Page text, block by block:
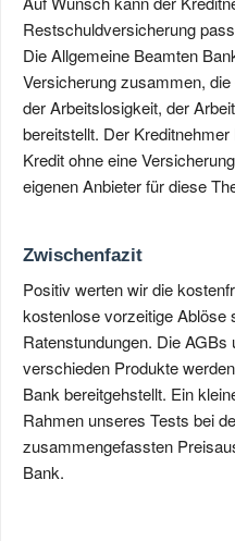
Restschuldversicherung
Die Allgemeine Beamten
Versicherung zusammen,
der Arbeitslosigkeit, der
bereitstellt. Der
Kredit ohne eine
eigenen Anbieter für diese
Zwischenfazit
Positiv werten wir die
kostenlose vorzeitige Ablöse
Ratenstundungen. Die AGBs
verschieden Produkte
Bank bereitgehstellt. Ein
Rahmen unseres Tests bei
zusammengefassten
Bank.